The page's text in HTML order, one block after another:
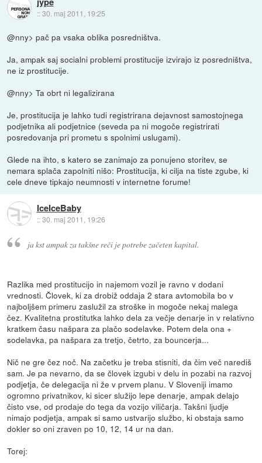
::30. maj 2011, 19:25
@nny> pač pa vsaka oblika posredništva.
Ja, ampak saj socialni problemi prostitucije izvirajo iz posredništva,
ne iz prostitucije.
@nny> Ta obrt ni legalizirana
Je, prostitucija je lahko tudi registrirana dejavnost samostojnega
podjetnika ali podjetnice (seveda pa ni mogoče registrirati
posredovanja pri prometu s spolnimi uslugami).
Glede na ihto, s katero se zanimajo za ponujeno storitev, se
nemara splača zapolniti nišo: Prostitucija, ki cilja na tiste zgube, ki
cele dneve tipkajo neumnosti v internetne forume!
IceIceBaby
::30. maj 2011, 19:26
ja kst ampak za takšne reči je potrebe začeten kapital.
Razlika med prostitucijo in najemom vozil je ravno v dodani
vrednosti. Človek, ki za drobiž oddaja 2 stara avtomobila bo v
najboljšem primeru zaslužil za stroške in mogoče nekaj malega
čez. Kvalitetna prostitutka lahko dela za večje denarje in v relativno
kratkem času našpara za plačo sodelavke. Potem dela ona +
sodelavka, pa našpara za tretjo, četrto, za bouncerja...
Nič ne gre čez noč. Na začetku je treba stisniti, da čim več narediš
sam. Je pa nevarno, da se človek izgubi v delu in pozabi na razvoj
podjetja, če delegacija ni že v prvem planu. V Sloveniji imamo
ogromno privatnikov, ki sicer služijo lepe denarje, ampak delajo
čisto vse, od prodaje do tega da vozijo viličarja. Takšni ljudje
nimajo podjetja, ampak si samo ustvarijo službo, ki obstaja samo
dokler so oni zraven po 10, 12, 14 ur na dan.
Torej: